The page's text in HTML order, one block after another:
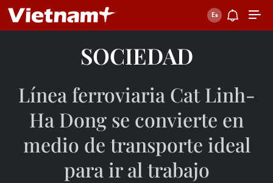
SOCIEDAD
Línea ferroviaria Cat Linh-
Ha Dong se convierte en
medio de transporte ideal
para ir al trabajo